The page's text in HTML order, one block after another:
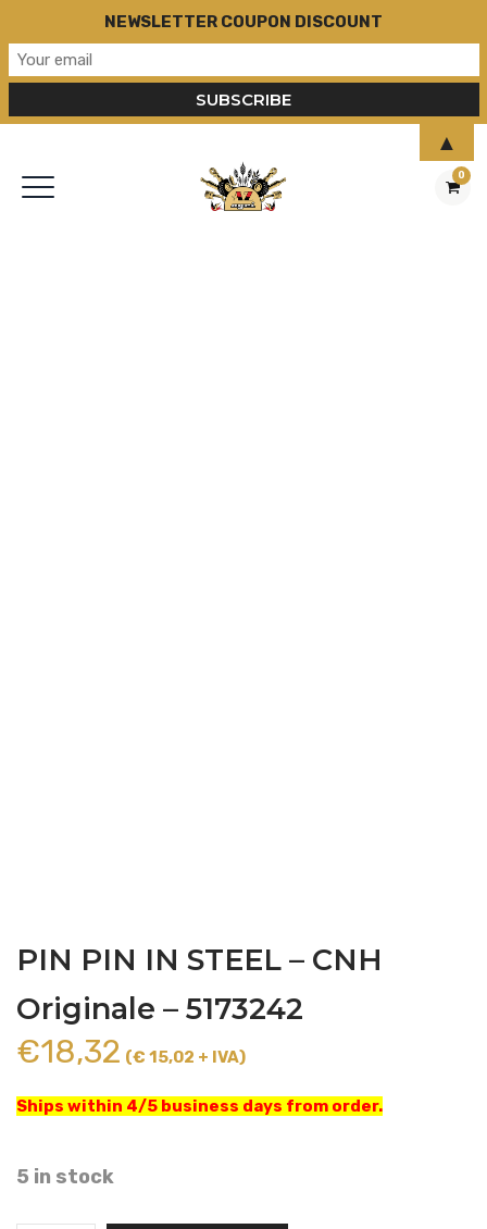
0
PIN PIN IN STEEL – CNH
Originale – 5173242
€18,32 (€ 15,02 + IVA)
Ships within 4/5 business days from order.
5 in stock
NEWSLETTER COUPON DISCOUNT
▲